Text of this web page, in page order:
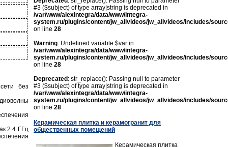
без
2.4 ГГц
#3 ($subject) of type array|string is deprecated in
/var/www/alexintegra/data/www/integra-
system.ru/plugins/content/jw_allvideos/jw_allvideos/includes/
on line 28
Warning: Undefined variable $var in
/var/www/alexintegra/data/www/integra-
system.ru/plugins/content/jw_allvideos/jw_allvideos/includes/
on line 28
Deprecated : str_replace(): Passing null to parameter
#3 ($subject) of type array|string is deprecated in
/var/www/alexintegra/data/www/integra-
system.ru/plugins/content/jw_allvideos/jw_allvideos/includes/
on line 28
Керамическая плитка и керамогранит для
общественных помещений
Керамическая плитка